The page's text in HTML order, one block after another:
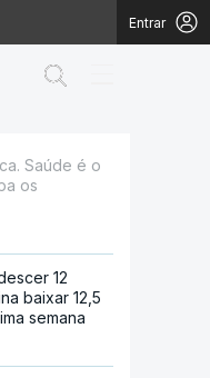
Entrar
Saúde é o
os
12
baixar 12,5
semana